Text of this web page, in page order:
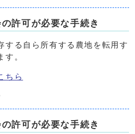
許可が必要な手続き
する自ら所有する農地を転用す
す。
ちら
許可が必要な手続き